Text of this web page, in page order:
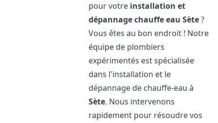
pour votre installation et
dépannage chauffe eau Sète?
Vous êtes au bon endroit ! Notre
équipe de plombiers
expérimentés est spécialisée
dans l'installation et le
dépannage de chauffe-eau à
Sète. Nous intervenons
rapidement pour résoudre vos